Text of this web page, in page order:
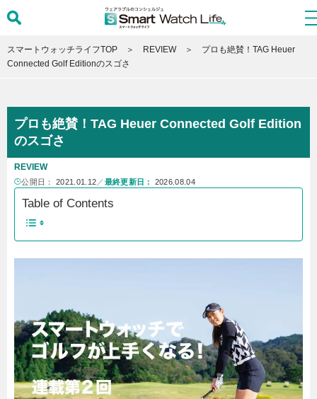
スマートウォッチライフTOP REVIEW
プロも絶賛！TAG Heuer
Connected Golf Editionのスゴさ
プロも絶賛！TAG Heuer Connected Golf Edition
のスゴさ
REVIEW
公開日： 2021.01.12 ／ 最終更新日： 2026.08.04
Table of Contents